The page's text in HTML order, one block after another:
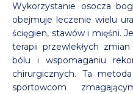
Wykorzystanie osocza
obejmuje leczenie wielu
ścięgien, stawów i mięśni.
terapii przewlekłych
bólu i wspomaganiu
chirurgicznych. Ta
sportowcom